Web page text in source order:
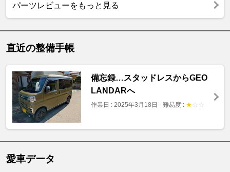
パーツレビューをもっと見る
直近の整備手帳
備忘録…スタッドレスからGEO
LANDARへ
作業日 : 2025年3月18日 - 難易度 : ★ ☆ ☆
愛車データ